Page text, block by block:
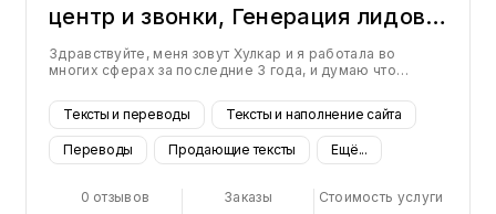
центр и звонки, Генерация лидов,
Виртуальный помощник, HR-
консалтинг, Английская озвучка,
Производство аудиокниг,
Редактирования текста,
Сценарии, Переводы
Здравствуйте, меня зовут Хулкар и я работала во
многих сферах за последние 3 года, и думаю что
работала оператором, переводчиком и учителем в
офлайн режиме. В онлайн режиме работала в десятках
должностях
Тексты и переводы Тексты и наполнение сайта
Переводы Продающие тексты Ещё...
0 отзывов Заказы
Стоимость услуги